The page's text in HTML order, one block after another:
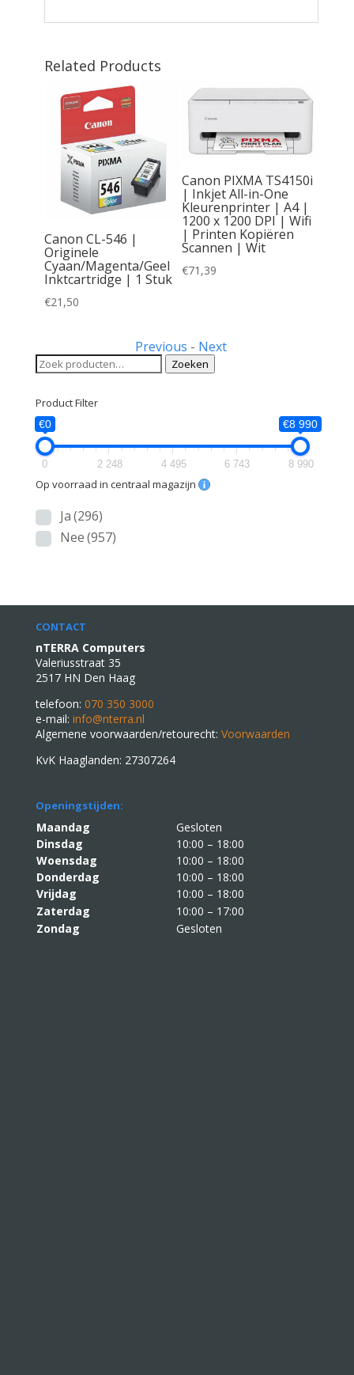
Related Products
Canon CL-546 |
Originele
Cyaan/Magenta/Geel
Inktcartridge | 1 Stuk
€21,50
Canon PIXMA TS4150i
| Inkjet All-in-One
Kleurenprinter | A4 |
1200 x 1200 DPI | Wifi
| Printen Kopiëren
Scannen | Wit
€71,39
Previous - Next
Zoeken
naar:
Zoeken
Product Filter
€0 €8 990
0 2 248 4 495 6 743 8 990
Op voorraad in centraal magazijn
Ja(296)
Nee(957)
CONTACT
nTERRA Computers
Valeriusstraat 35
2517 HN Den Haag
telefoon: 070 350 3000
e-mail: info@nterra.nl
Algemene voorwaarden/retourecht: Voorwaarden
KvK Haaglanden: 27307264
Openingstijden:
Maandag
Gesloten
Dinsdag
10:00 – 18:00
Woensdag
10:00 – 18:00
Donderdag
10:00 – 18:00
Vrijdag
10:00 – 18:00
Zaterdag
10:00 – 17:00
Zondag
Gesloten